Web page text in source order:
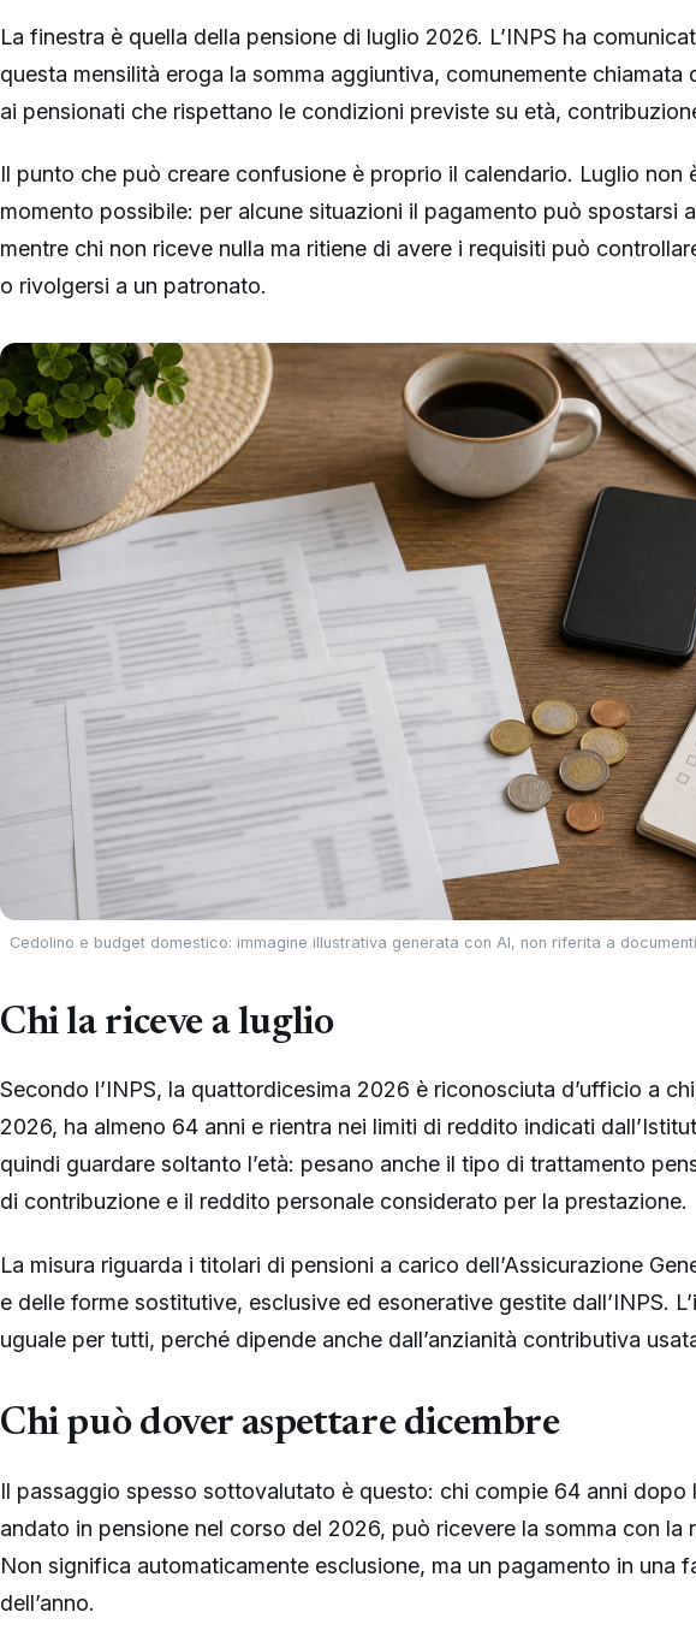
La finestra è quella della pensione di luglio 2026. L’INPS ha
questa mensilità eroga la somma aggiuntiva, comunemente chiamata
ai pensionati che rispettano le condizioni previste su età,
Il punto che può creare confusione è proprio il calendario. Luglio non
momento possibile: per alcune situazioni il pagamento può spostarsi
mentre chi non riceve nulla ma ritiene di avere i requisiti può
o rivolgersi a un patronato.
Cedolino e budget domestico: immagine illustrativa generata con AI, non riferita a
Chi la riceve a luglio
Secondo l’INPS, la quattordicesima 2026 è riconosciuta d’ufficio a
2026, ha almeno 64 anni e rientra nei limiti di reddito indicati
quindi guardare soltanto l’età: pesano anche il tipo di trattamento
di contribuzione e il reddito personale considerato per la prestazione.
La misura riguarda i titolari di pensioni a carico dell’Assicurazione
e delle forme sostitutive, esclusive ed esonerative gestite dall’INPS.
uguale per tutti, perché dipende anche dall’anzianità contributiva
Chi può dover aspettare dicembre
Il passaggio spesso sottovalutato è questo: chi compie 64 anni dopo
andato in pensione nel corso del 2026, può ricevere la somma con la
Non significa automaticamente esclusione, ma un pagamento in una
dell’anno.